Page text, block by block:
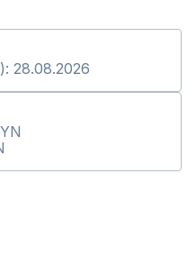
28.08.2026